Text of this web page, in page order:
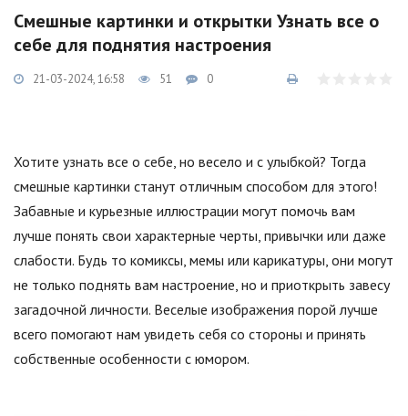
Смешные картинки и открытки Узнать все о
себе для поднятия настроения
21-03-2024, 16:58 51 0
Хотите узнать все о себе, но весело и с улыбкой? Тогда
смешные картинки станут отличным способом для этого!
Забавные и курьезные иллюстрации могут помочь вам
лучше понять свои характерные черты, привычки или даже
слабости. Будь то комиксы, мемы или карикатуры, они могут
не только поднять вам настроение, но и приоткрыть завесу
загадочной личности. Веселые изображения порой лучше
всего помогают нам увидеть себя со стороны и принять
собственные особенности с юмором.